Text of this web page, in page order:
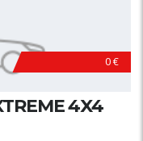
0 €
4X4